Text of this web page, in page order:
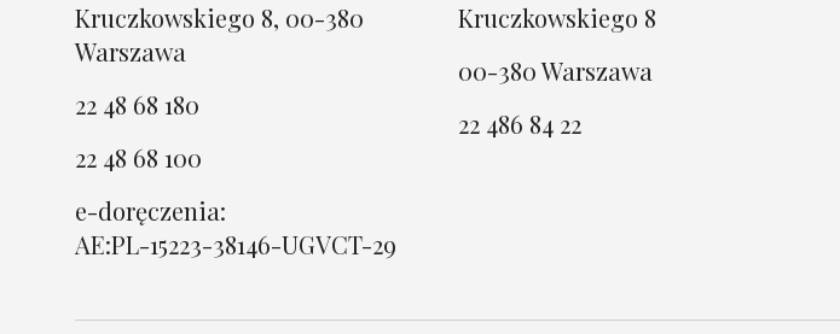
Kruczkowskiego 8, 00-380
Warszawa
22 48 68 180
22 48 68 100
e-doręczenia:
AE:PL-15223-38146-UGVCT-29
Kruczkowskiego 8
00-380 Warszawa
22 486 84 22